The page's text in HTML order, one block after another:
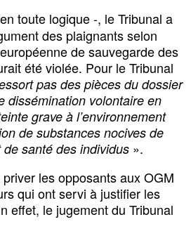
toute logique -, le Tribunal a
des plaignants selon
de sauvegarde des
été violée. Pour le Tribunal
pas des pièces du dossier
dissémination volontaire en
grave à l’environnement
de substances nocives de
de santé des individus ».
les opposants aux OGM
qui ont servi à justifier les
effet, le jugement du Tribunal